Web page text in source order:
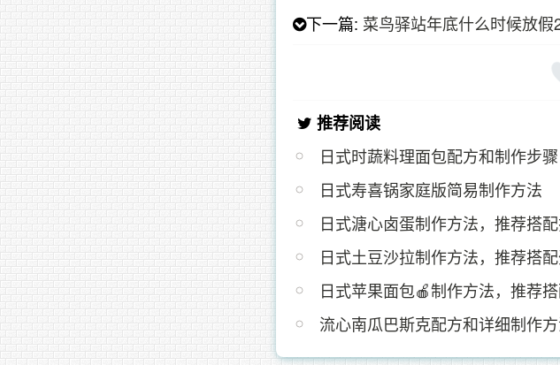
下一篇: 菜鸟驿站年底什么时候放假
推荐阅读
日式时蔬料理面包配方和制作步骤
日式寿喜锅家庭版简易制作方法
日式溏心卤蛋制作方法，推荐搭
日式土豆沙拉制作方法，推荐搭
日式苹果面包🍎制作方法，推荐
流心南瓜巴斯克配方和详细制作